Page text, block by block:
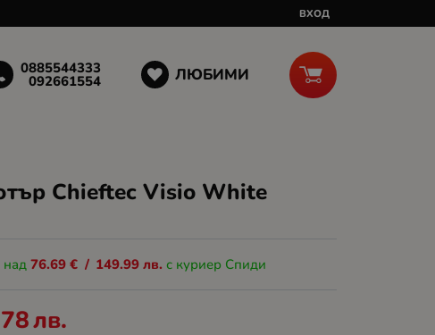
ВХОД
0885544333
092661554 ЛЮБИМИ
Chieftec Visio White
над76.69 € / 149.99 лв. с куриер Спиди
лв.